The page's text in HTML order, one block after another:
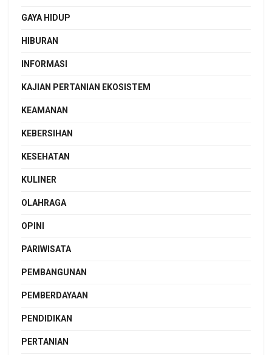
GAYA HIDUP
HIBURAN
INFORMASI
KAJIAN PERTANIAN EKOSISTEM
KEAMANAN
KEBERSIHAN
KESEHATAN
KULINER
OLAHRAGA
OPINI
PARIWISATA
PEMBANGUNAN
PEMBERDAYAAN
PENDIDIKAN
PERTANIAN